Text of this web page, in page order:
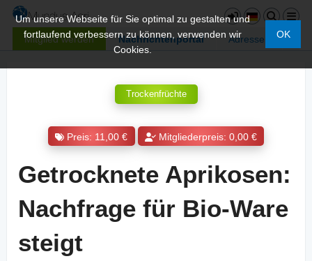
Mitglied werden Nachrichtenportal Adressen
Um unsere Webseite für Sie optimal zu gestalten und
fortlaufend verbessern zu können, verwenden wir
Cookies.
OK
Trockenfrüchte
Preis: 11,00 € Mitgliederpreis: 0,00 €
Getrocknete Aprikosen:
Nachfrage für Bio-Ware
steigt